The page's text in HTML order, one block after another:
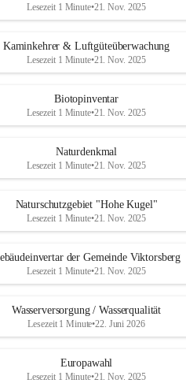
Lesezeit 1 Minute•21. Nov. 2025
Kaminkehrer & Luftgüteüberwachung
Lesezeit 1 Minute•21. Nov. 2025
Biotopinventar
Lesezeit 1 Minute•21. Nov. 2025
Naturdenkmal
Lesezeit 1 Minute•21. Nov. 2025
Naturschutzgebiet "Hohe Kugel"
Lesezeit 1 Minute•21. Nov. 2025
der Gemeinde Viktorsberg
Lesezeit 1 Minute•21. Nov. 2025
Wasserversorgung / Wasserqualität
Lesezeit 1 Minute•22. Juni 2026
Europawahl
Lesezeit 1 Minute•21. Nov. 2025